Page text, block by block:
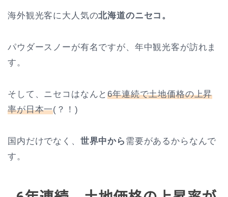
海外観光客に大人気の北海道のニセコ。
パウダースノーが有名ですが、年中観光客が訪れま
す。
そして、ニセコはなんと6年連続で土地価格の上昇
率が日本一(？！)
国内だけでなく、 世界中から 需要があるからなんで
す。